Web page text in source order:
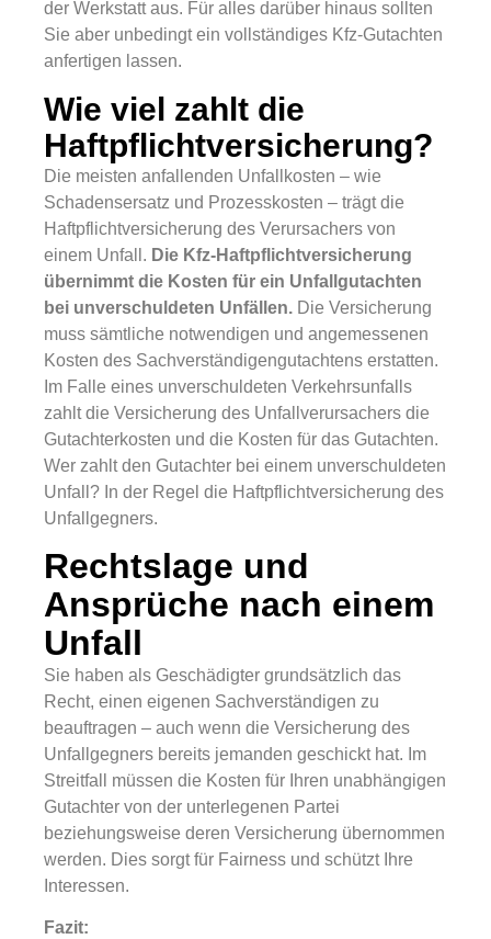
der Werkstatt aus. Für alles darüber hinaus sollten
Sie aber unbedingt ein vollständiges Kfz-Gutachten
anfertigen lassen.
Wie viel zahlt die
Haftpflichtversicherung?
Die meisten anfallenden Unfallkosten – wie
Schadensersatz und Prozesskosten – trägt die
Haftpflichtversicherung des Verursachers von
einem Unfall. Die Kfz-Haftpflichtversicherung
übernimmt die Kosten für ein Unfallgutachten
bei unverschuldeten Unfällen. Die Versicherung
muss sämtliche notwendigen und angemessenen
Kosten des Sachverständigengutachtens erstatten.
Im Falle eines unverschuldeten Verkehrsunfalls
zahlt die Versicherung des Unfallverursachers die
Gutachterkosten und die Kosten für das Gutachten.
Wer zahlt den Gutachter bei einem unverschuldeten
Unfall? In der Regel die Haftpflichtversicherung des
Unfallgegners.
Rechtslage und
Ansprüche nach einem
Unfall
Sie haben als Geschädigter grundsätzlich das
Recht, einen eigenen Sachverständigen zu
beauftragen – auch wenn die Versicherung des
Unfallgegners bereits jemanden geschickt hat. Im
Streitfall müssen die Kosten für Ihren unabhängigen
Gutachter von der unterlegenen Partei
beziehungsweise deren Versicherung übernommen
werden. Dies sorgt für Fairness und schützt Ihre
Interessen.
Fazit: